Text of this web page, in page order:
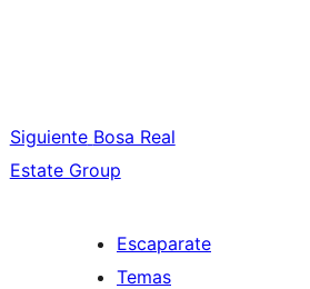
Siguiente Bosa Real
Estate Group
Escaparate
Temas